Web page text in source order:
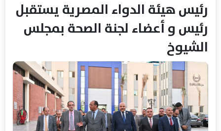
رئيس هيئة الدواء المصرية يستقبل
رئيس و أعضاء لجنة الصحة بمجلس
الشيوخ